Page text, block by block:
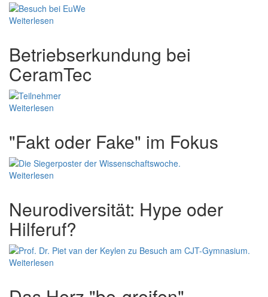
Weiterlesen
Betriebserkundung bei
CeramTec
Weiterlesen
"Fakt oder Fake" im Fokus
Weiterlesen
Neurodiversität: Hype oder
Hilferuf?
Weiterlesen